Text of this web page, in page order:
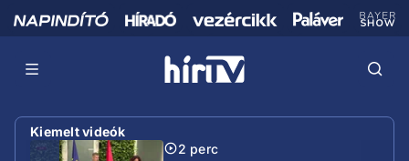
Kiemelt videók
2 perc